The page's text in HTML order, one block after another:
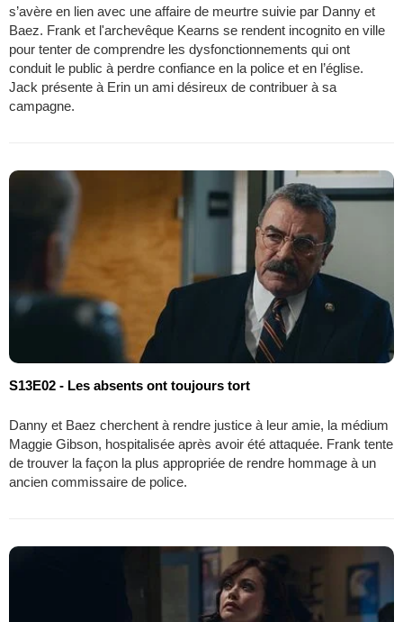
s’avère en lien avec une affaire de meurtre suivie par Danny et
Baez. Frank et l'archevêque Kearns se rendent incognito en ville
pour tenter de comprendre les dysfonctionnements qui ont
conduit le public à perdre confiance en la police et en l’église.
Jack présente à Erin un ami désireux de contribuer à sa
campagne.
S13E02 - Les absents ont toujours tort
Danny et Baez cherchent à rendre justice à leur amie, la médium
Maggie Gibson, hospitalisée après avoir été attaquée. Frank tente
de trouver la façon la plus appropriée de rendre hommage à un
ancien commissaire de police.